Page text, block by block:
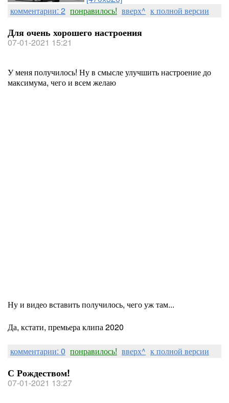
комментарии: 2 понравилось! вверх^ к полной версии
Для очень хорошего настроения
07-01-2021 15:21
У меня получилось! Ну в смысле улучшить настроение до
максимума, чего и всем желаю
Ну и видео вставить получилось, чего уж там...
Да, кстати, премьера клипа 2020
комментарии: 0 понравилось! вверх^ к полной версии
С Рождеством!
07-01-2021 13:27